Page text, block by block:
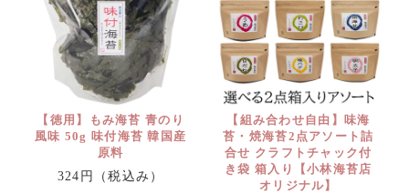
【徳用】もみ海苔 青のり
風味 50g 味付海苔 韓国産
原料
324円
（税込み）
【組み合わせ自由】味海
苔・焼海苔2点アソート詰
合せ クラフトチャック付
き袋 箱入り【小林海苔店
オリジナル】